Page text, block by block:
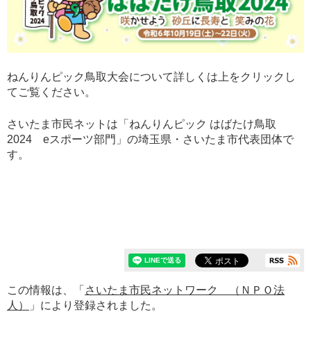
ねんりんピック鳥取大会について詳しくは上をクリックし
てご覧ください。
さいたま市民ネットは「ねんりんピック はばたけ鳥取
2024 eスポーツ部門」の埼玉県・さいたま市代表団体で
す。
この情報は、「 さいたま市民ネットワーク （ＮＰＯ法
人）
」により登録されました。